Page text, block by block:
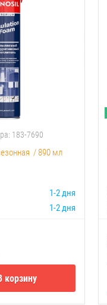
183-7690
/890 мл
1-2 дня
1-2 дня
корзину